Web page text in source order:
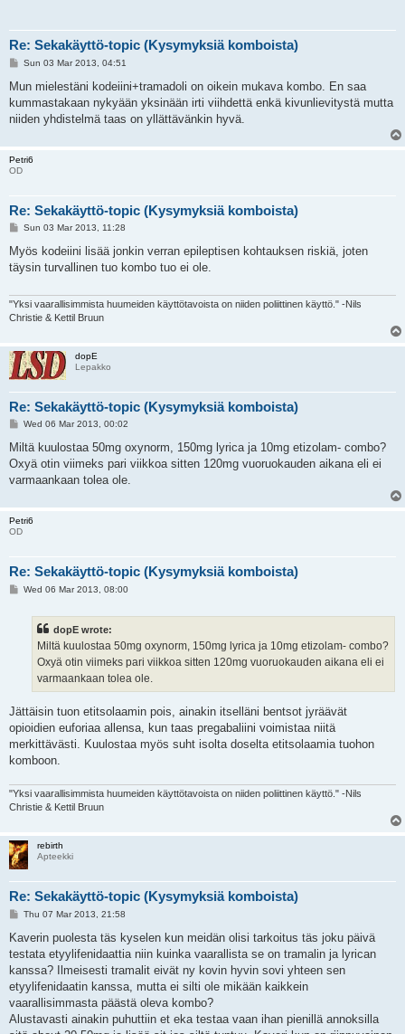
Re: Sekakäyttö-topic (Kysymyksiä komboista)
P
s
Sun 03 Mar 2013, 04:51
Mun mielestäni kodeiini+tramadoli on oikein mukava kombo. En saa
kummastakaan nykyään yksinään irti viihdettä enkä kivunlievitystä mutta
niiden yhdistelmä taas on yllättävänkin hyvä.
Petri6
OD
Re: Sekakäyttö-topic (Kysymyksiä komboista)
P
s
t
Sun 03 Mar 2013, 11:28
Myös kodeiini lisää jonkin verran epileptisen kohtauksen riskiä, joten
täysin turvallinen tuo kombo tuo ei ole.
"Yksi vaarallisimmista huumeiden käyttötavoista on niiden poliittinen käyttö." -Nils
Christie & Kettil Bruun
dopE
Lepakko
Re: Sekakäyttö-topic (Kysymyksiä komboista)
P
s
Wed 06 Mar 2013, 00:02
Miltä kuulostaa 50mg oxynorm, 150mg lyrica ja 10mg etizolam- combo?
Oxyä otin viimeks pari viikkoa sitten 120mg vuoruokauden aikana eli ei
varmaankaan tolea ole.
Petri6
OD
Re: Sekakäyttö-topic (Kysymyksiä komboista)
PWed 06 Mar 2013, 08:00
dopE wrote:
Miltä kuulostaa 50mg oxynorm, 150mg lyrica ja 10mg etizolam- combo?
Oxyä otin viimeks pari viikkoa sitten 120mg vuoruokauden aikana eli ei
varmaankaan tolea ole.
Jättäisin tuon etitsolaamin pois, ainakin itselläni bentsot jyräävät
opioidien euforiaa allensa, kun taas pregabaliini voimistaa niitä
merkittävästi. Kuulostaa myös suht isolta doselta etitsolaamia tuohon
komboon.
"Yksi vaarallisimmista huumeiden käyttötavoista on niiden poliittinen käyttö." -Nils
Christie & Kettil Bruun
rebirth
Apteekki
Re: Sekakäyttö-topic (Kysymyksiä komboista)
P
s
Thu 07 Mar 2013, 21:58
Kaverin puolesta täs kyselen kun meidän olisi tarkoitus täs joku päivä
testata etyylifenidaattia niin kuinka vaarallista se on tramalin ja lyrican
kanssa? Ilmeisesti tramalit eivät ny kovin hyvin sovi yhteen sen
etyylifenidaatin kanssa, mutta ei silti ole mikään kaikkein
vaarallisimmasta päästä oleva kombo?
Alustavasti ainakin puhuttiin et eka testaa vaan ihan pienillä annoksilla